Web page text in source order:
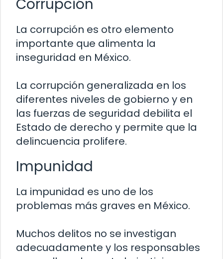
Corrupción
La corrupción es otro elemento
importante que alimenta la
inseguridad en México.
La corrupción generalizada en los
diferentes niveles de gobierno y en
las fuerzas de seguridad debilita el
Estado de derecho y permite que la
delincuencia prolifere.
Impunidad
La impunidad es uno de los
problemas más graves en México.
Muchos delitos no se investigan
adecuadamente y los responsables